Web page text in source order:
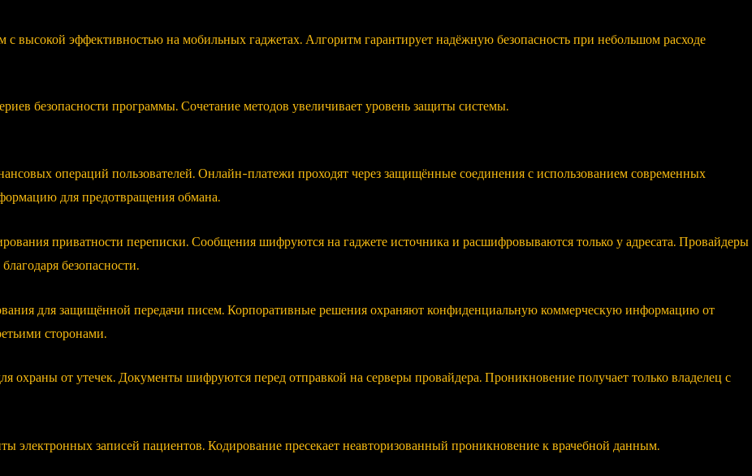
высокой эффективностью на мобильных гаджетах. Алгоритм гарантирует надёжную безопасность при небольшом расходе
безопасности программы. Сочетание методов увеличивает уровень защиты системы.
операций пользователей. Онлайн-платежи проходят через защищённые соединения с использованием современных
для предотвращения обмана.
приватности переписки. Сообщения шифруются на гаджете источника и расшифровываются только у адресата. Провайдеры
безопасности.
для защищённой передачи писем. Корпоративные решения охраняют конфиденциальную коммерческую информацию от
сторонами.
охраны от утечек. Документы шифруются перед отправкой на серверы провайдера. Проникновение получает только владелец с
записей пациентов. Кодирование пресекает неавторизованный проникновение к врачебной данным.